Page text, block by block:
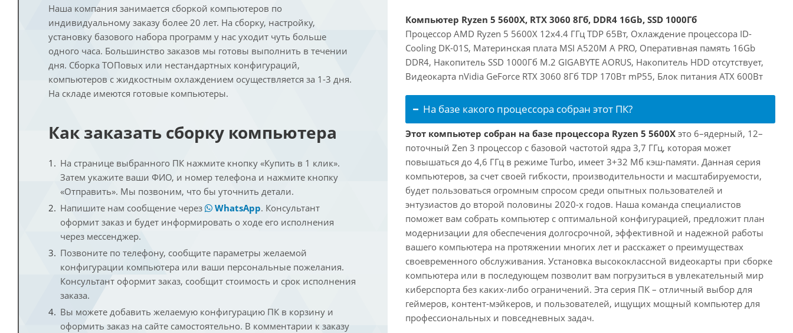
Наша компания занимается сборкой компьютеров по
индивидуальному заказу более 20 лет. На сборку, настройку,
установку базового набора программ у нас уходит чуть больше
одного часа. Большинство заказов мы готовы выполнить в течении
дня. Сборка ТОПовых или нестандартных конфигураций,
компьютеров с жидкостным охлаждением осуществляется за 1-3 дня.
На складе имеются готовые компьютеры.
Как заказать сборку компьютера
На странице выбранного ПК нажмите кнопку «Купить в 1 клик».
Затем укажите ваши ФИО, и номер телефона и нажмите кнопку
«Отправить». Мы позвоним, что бы уточнить детали.
Напишите нам сообщение через
WhatsApp. Консультант
оформит заказ и будет информировать о ходе его исполнения
через мессенджер.
Позвоните по телефону, сообщите параметры желаемой
конфигурации компьютера или ваши персональные пожелания.
Консультант оформит заказ, сообщит стоимость и срок исполнения
заказа.
Вы можете добавить желаемую конфигурацию ПК в корзину и
оформить заказ на сайте самостоятельно. В комментарии к заказу
Компьютер Ryzen 5 5600X, RTX 3060 8Гб, DDR4 16Gb, SSD 1000Гб
Процессор AMD Ryzen 5 5600X 12x4.4 ГГц TDP 65Вт, Охлаждение процессора ID-
Cooling DK-01S, Материнская плата MSI A520M A PRO, Оперативная память 16Gb
DDR4, Накопитель SSD 1000Гб M.2 GIGABYTE AORUS, Накопитель HDD отсутствует,
Видеокарта nVidia GeForce RTX 3060 8Гб TDP 170Вт mP55, Блок питания ATX 600Вт
На базе какого процессора собран этот ПК?
Этот компьютер собран на базе процессора Ryzen 5 5600X это 6–ядерный, 12–
поточный Zen 3 процессор с базовой частотой ядра 3,7 ГГц, которая может
повышаться до 4,6 ГГц в режиме Turbo, имеет 3+32 Мб кэш-памяти. Данная серия
компьютеров, за счет своей гибкости, производительности и масштабируемости,
будет пользоваться огромным спросом среди опытных пользователей и
энтузиастов до второй половины 2020-х годов. Наша команда специалистов
поможет вам собрать компьютер с оптимальной конфигурацией, предложит план
модернизации для обеспечения долгосрочной, эффективной и надежной работы
вашего компьютера на протяжении многих лет и расскажет о преимуществах
своевременного обслуживания. Установка высококлассной видеокарты при сборке
компьютера или в последующем позволит вам погрузиться в увлекательный мир
киберспорта без каких-либо ограничений. Эта серия ПК – отличный выбор для
геймеров, контент-мэйкеров, и пользователей, ищущих мощный компьютер для
профессиональных и повседневных задач.